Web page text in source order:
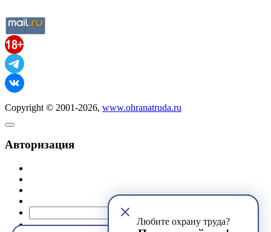
Любите охрану труда?
Copyright © 2001-2026, www.ohranatruda.ru
Авторизация